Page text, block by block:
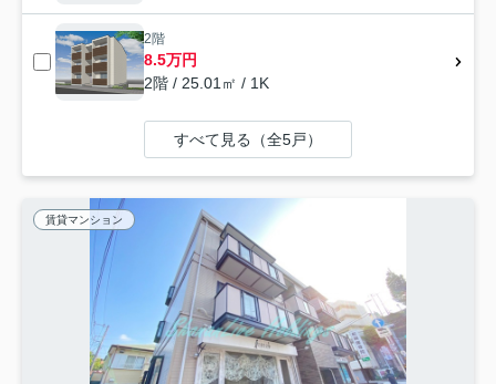
2階
8.5万円
2階 / 25.01㎡ / 1K
すべて見る（全5戸）
賃貸マンション